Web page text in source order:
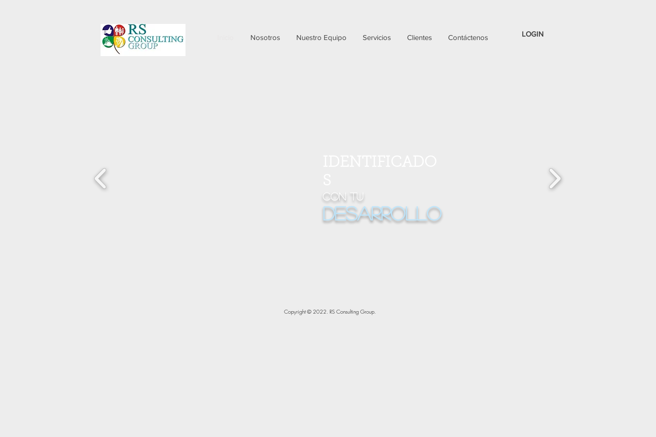
Nosotros Nuestro Equipo Servicios Clientes Contáctenos LOGIN
con tu
desarrollo
Copyright © 2022. RS Consulting Group.